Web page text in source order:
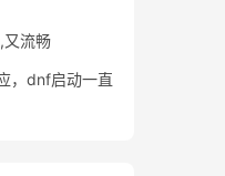
流畅
，dnf启动一直